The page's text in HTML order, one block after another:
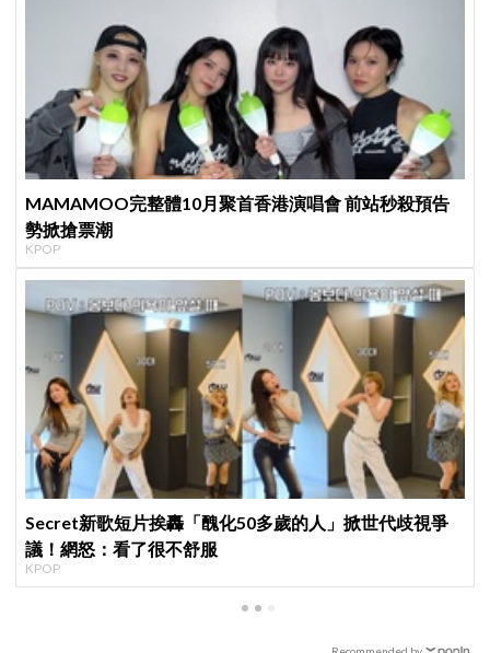
MAMAMOO完整體10月聚首香港演唱會 前站秒殺預告
勢掀搶票潮
KPOP
Secret新歌短片挨轟「醜化50多歲的人」掀世代歧視爭
議！網怒：看了很不舒服
KPOP